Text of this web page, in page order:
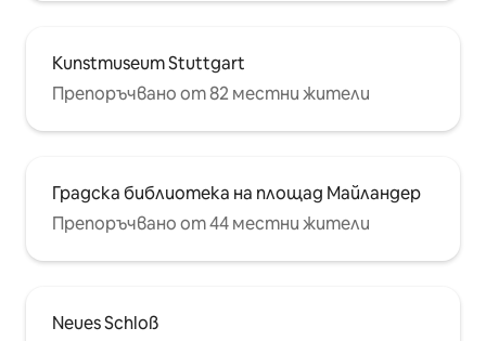
Kunstmuseum Stuttgart
Препоръчвано от 82 местни жители
Градска библиотека на площад Майландер
Препоръчвано от 44 местни жители
Neues Schloß